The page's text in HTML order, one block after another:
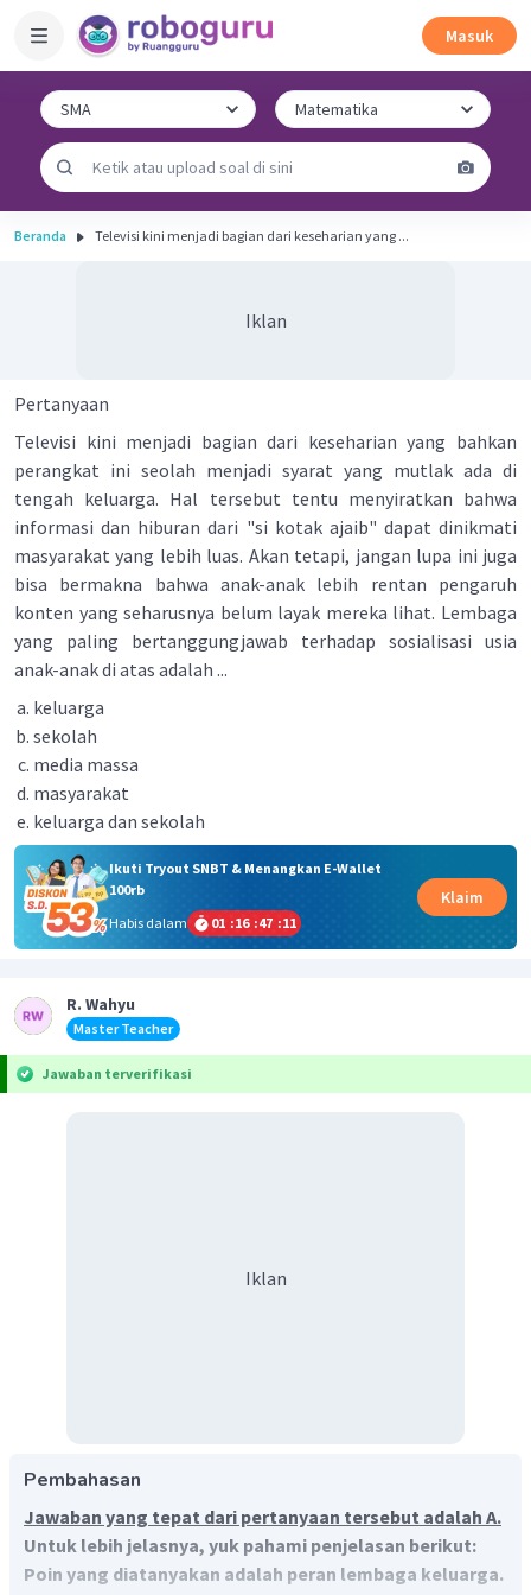
Masuk
Beranda Televisi kini menjadi bagian dari keseharian yang ...
Iklan
Pertanyaan
Televisi kini menjadi bagian dari keseharian yang bahkan
perangkat ini seolah menjadi syarat yang mutlak ada di
tengah keluarga. Hal tersebut tentu menyiratkan bahwa
informasi dan hiburan dari "si kotak ajaib" dapat dinikmati
masyarakat yang lebih luas. Akan tetapi, jangan lupa ini juga
bisa bermakna bahwa anak-anak lebih rentan pengaruh
konten yang seharusnya belum layak mereka lihat. Lembaga
yang paling bertanggungjawab terhadap sosialisasi usia
anak-anak di atas adalah ...
keluarga
sekolah
media massa
masyarakat
keluarga dan sekolah
Ikuti Tryout SNBT & Menangkan E-Wallet
100rb
Habis dalam
01 :16 :47 :10
Klaim
R. Wahyu
Master Teacher
Jawaban terverifikasi
Iklan
Pembahasan
Jawaban yang tepat dari pertanyaan tersebut adalah A.
Untuk lebih jelasnya, yuk pahami penjelasan berikut:
Poin yang diatanyakan adalah peran lembaga keluarga.